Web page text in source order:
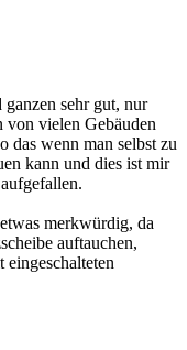
sehr gut, nur
von vielen Gebäuden
das wenn man selbst zu
kann und dies ist mir
merkwürdig, da
auftauchen,